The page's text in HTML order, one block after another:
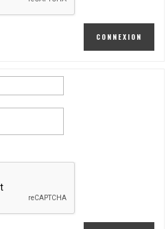
CONNEXION